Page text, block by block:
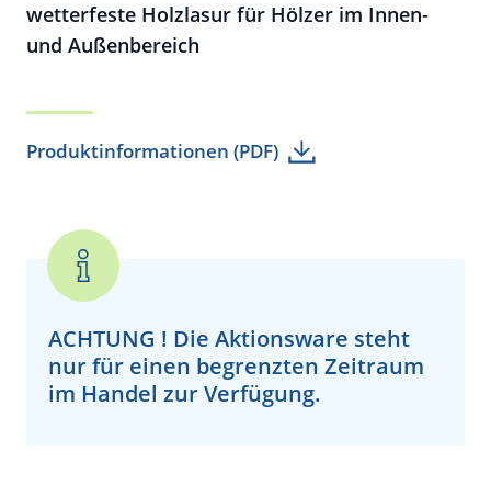
wetterfeste Holzlasur für Hölzer im Innen-
und Außenbereich
Produktinformationen (PDF)
ACHTUNG ! Die Aktionsware steht
nur für einen begrenzten Zeitraum
im Handel zur Verfügung.